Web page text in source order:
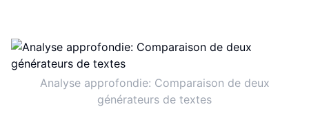
Analyse approfondie: Comparaison de deux
générateurs de textes